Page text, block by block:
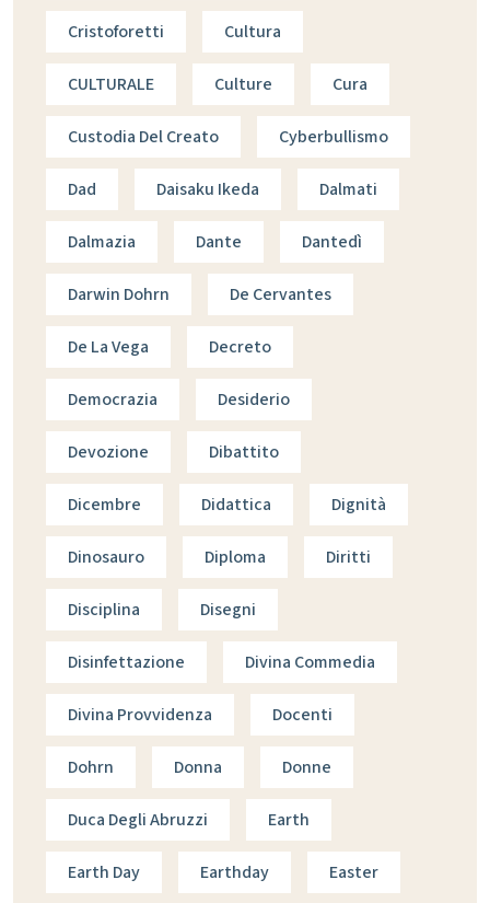
Cristoforetti Cultura
CULTURALE Culture Cura
Custodia Del Creato Cyberbullismo
Dad Daisaku Ikeda Dalmati
Dalmazia Dante Dantedì
Darwin Dohrn De Cervantes
De La Vega Decreto
Democrazia Desiderio
Devozione Dibattito
Dicembre Didattica Dignità
Dinosauro Diploma Diritti
Disciplina Disegni
Disinfettazione Divina Commedia
Divina Provvidenza Docenti
Dohrn Donna Donne
Duca Degli Abruzzi Earth
Earth Day Earthday Easter